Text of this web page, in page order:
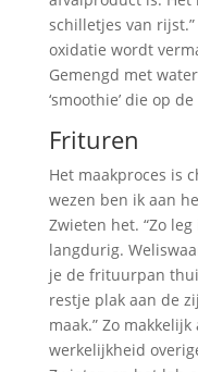
schilletjes van
oxidatie wordt
Gemengd met
‘smoothie’ die op
Frituren
Het maakproces is
wezen ben ik aan
Zwieten het. “Zo
langdurig.
je de frituurpan
restje plak aan de
maak.” Zo
werkelijkheid